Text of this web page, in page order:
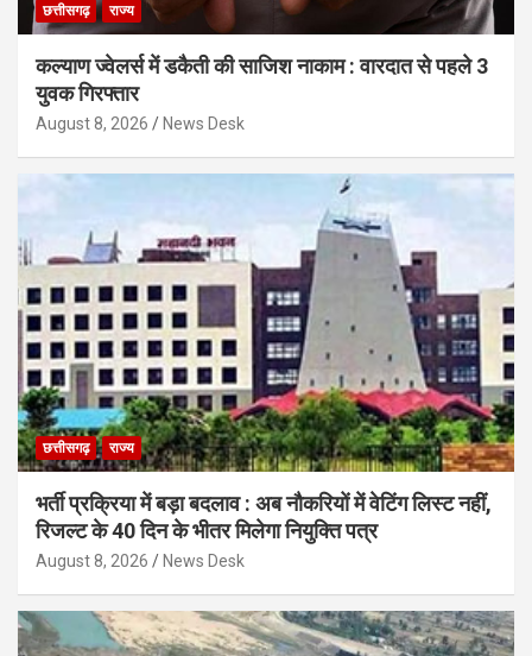
छत्तीसगढ़ राज्य
कल्याण ज्वेलर्स में डकैती की साजिश नाकाम : वारदात से पहले 3
युवक गिरफ्तार
August 8, 2026 News Desk
छत्तीसगढ़ राज्य
भर्ती प्रक्रिया में बड़ा बदलाव : अब नौकरियों में वेटिंग लिस्ट नहीं,
रिजल्ट के 40 दिन के भीतर मिलेगा नियुक्ति पत्र
August 8, 2026 News Desk